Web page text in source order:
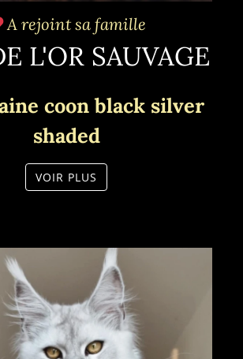
A rejoint sa famille
L'OR SAUVAGE
coon black silver
shaded
VOIR PLUS